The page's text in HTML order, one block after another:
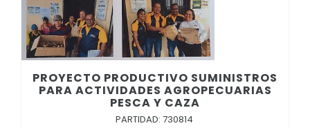
PROYECTO PRODUCTIVO SUMINISTROS
PARA ACTIVIDADES AGROPECUARIAS
PESCA Y CAZA
PARTIDAD: 730814